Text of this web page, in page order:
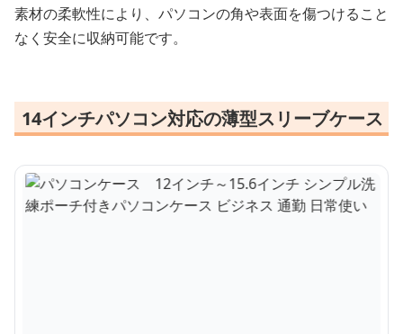
素材の柔軟性により、パソコンの角や表面を傷つけること
なく安全に収納可能です。
14インチパソコン対応の薄型スリーブケース